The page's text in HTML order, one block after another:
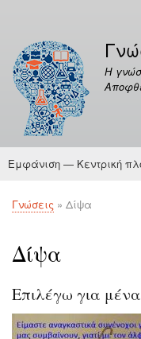
λογαριασμού
χρήστη
Η
Κεντρική
Εμφάνιση — Κεντρική
Γνώσεις
Αποφθέγματα
Breadcrumb
Γνώσεις Δίψα
Δίψα
Επιλέγω για